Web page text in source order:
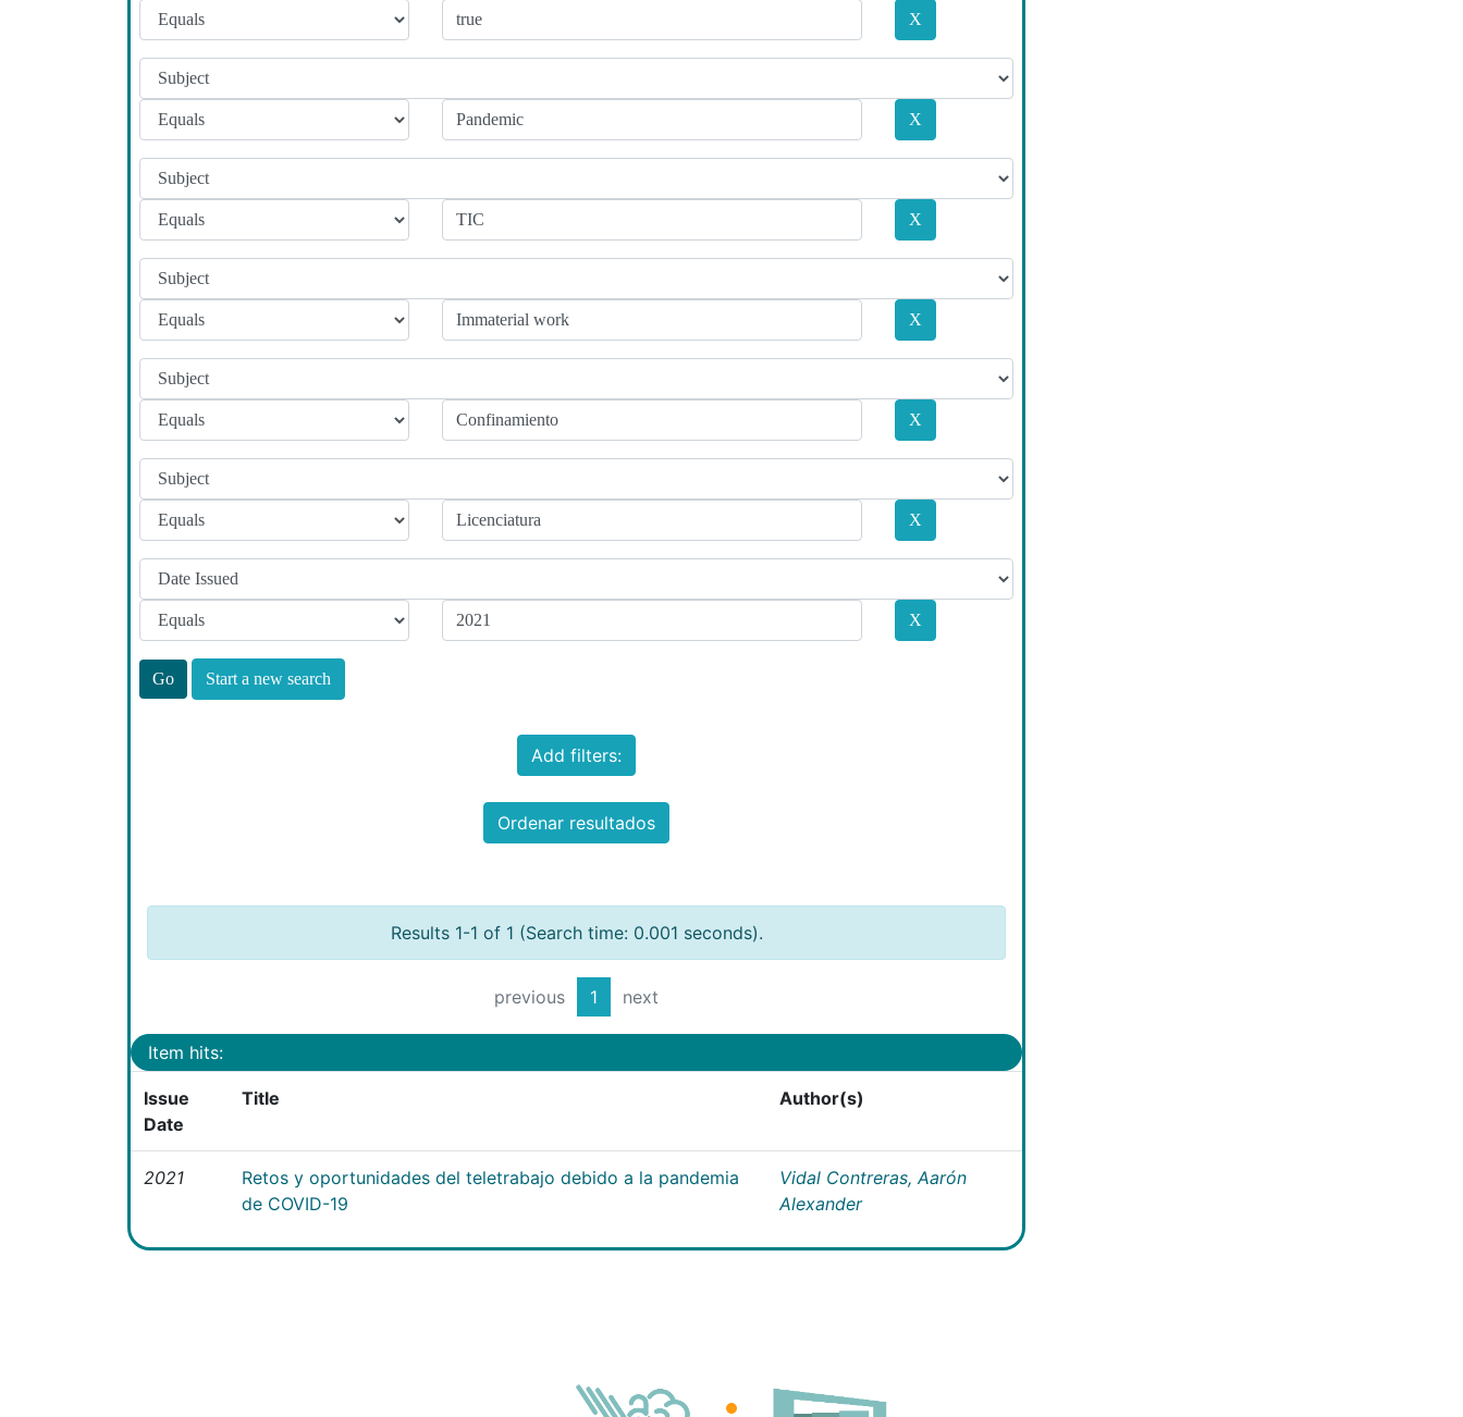
Start a new search
Add filters:
Ordenar resultados
Results 1-1 of 1 (Search time: 0.001 seconds).
previous 1 next
Item hits:
Issue
Date
Title Author(s)
2021
Retos y oportunidades del teletrabajo debido a la pandemia
de COVID-19
Vidal Contreras, Aarón
Alexander